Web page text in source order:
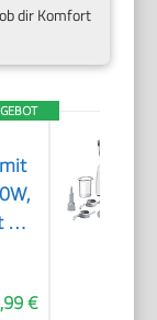
dir Komfort
12
€